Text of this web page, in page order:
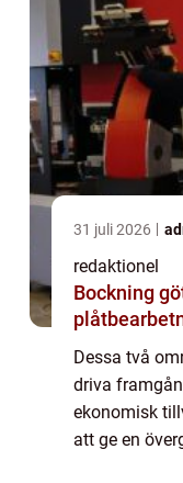
31 juli 2026
redaktionel
Bockning
Dessa två
driva
ekonomisk
att ge en